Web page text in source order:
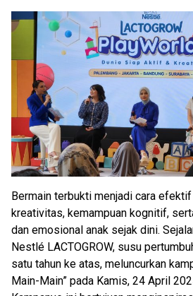
Bermain terbukti menjadi cara
kreativitas, kemampuan kognitif,
dan emosional anak sejak dini.
Nestlé LACTOGROW, susu
satu tahun ke atas, meluncurkan
Main-Main” pada Kamis, 24 April